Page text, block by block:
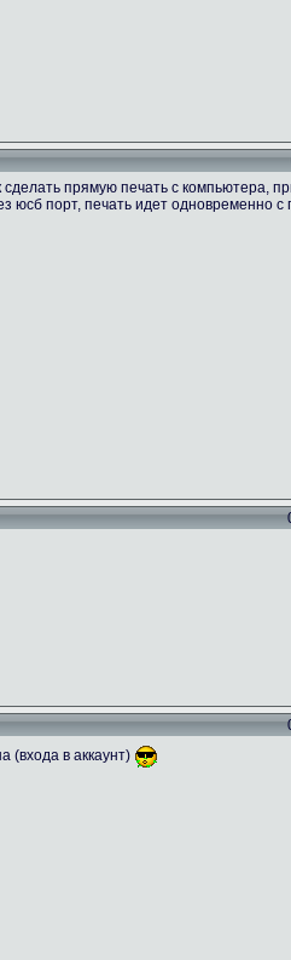
прямую печать с компьютера,
юсб порт, печать идет одновременно с
(входа в аккаунт)